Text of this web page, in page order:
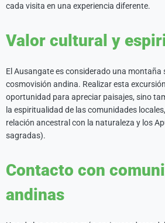
cada visita en una experiencia diferente.
Valor cultural y
El Ausangate es considerado una montaña
cosmovisión andina. Realizar esta
oportunidad para apreciar paisajes, sino
la espiritualidad de las comunidades
relación ancestral con la naturaleza y los
sagradas).
Contacto con
andinas